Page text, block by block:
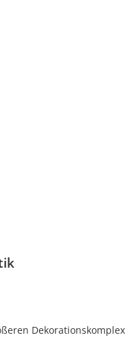
Dekorationskomplex